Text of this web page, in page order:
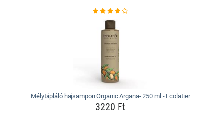
Mélytápláló hajsampon Organic Argana- 250 ml - Ecolatier
3220 Ft